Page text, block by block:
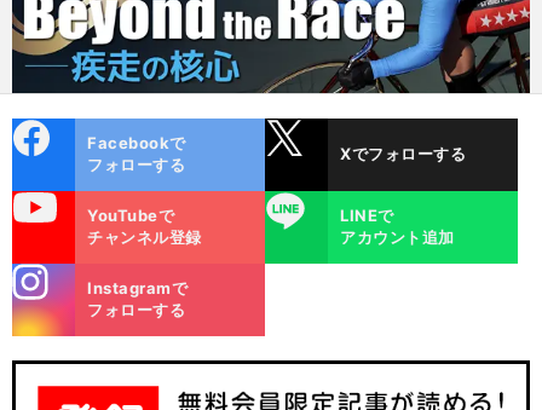
ok
Facebookで
フォローする
Xでフォローする
YouTubeで
チャンネル登録
LINE
LINEで
アカウント追加
m
Instagramで
フォローする